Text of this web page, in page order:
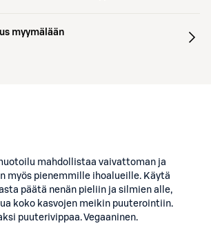
myymälään
mahdollistaa vaivattoman ja
myös pienemmille ihoalueille. Käytä
päätä nenän pieliin ja silmien alle,
koko kasvojen meikin puuterointiin.
puuterivippaa. Vegaaninen.